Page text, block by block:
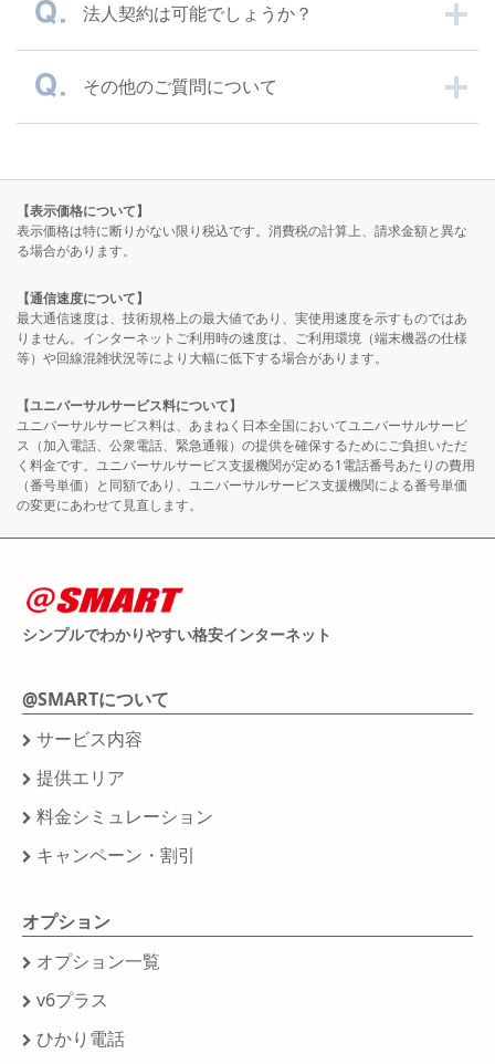
法人契約は可能でしょうか？
その他のご質問について
【表示価格について】
表示価格は特に断りがない限り税込です。消費税の計算上、請求金額と異な
る場合があります。
【通信速度について】
最大通信速度は、技術規格上の最大値であり、実使用速度を示すものではあ
りません。インターネットご利用時の速度は、ご利用環境（端末機器の仕様
等）や回線混雑状況等により大幅に低下する場合があります。
【ユニバーサルサービス料について】
ユニバーサルサービス料は、あまねく日本全国においてユニバーサルサービ
ス（加入電話、公衆電話、緊急通報）の提供を確保するためにご負担いただ
く料金です。ユニバーサルサービス支援機関が定める1電話番号あたりの費用
（番号単価）と同額であり、ユニバーサルサービス支援機関による番号単価
の変更にあわせて見直します。
シンプルでわかりやすい格安インターネット
@SMARTについて
サービス内容
提供エリア
料金シミュレーション
キャンペーン・割引
オプション
オプション一覧
v6プラス
ひかり電話